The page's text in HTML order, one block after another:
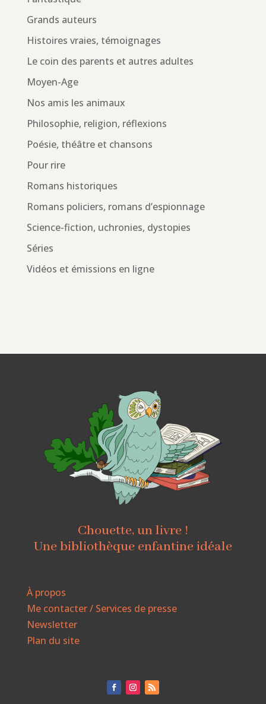
Grands auteurs
Histoires vraies, témoignages
Le coin des parents et autres adultes
Moyen-Age
Nos amis les animaux
Philosophie, religion, réflexions
Poésie, théâtre et chansons
Pour rire
Romans historiques
Romans policiers, romans d’espionnage
Science-fiction, uchronies, dystopies
Séries
Vidéos et émissions en ligne
Chouette, un livre !
Une bibliothèque enfantine idéale
À propos
Me contacter / Services de presse
Newsletter
Plan du site